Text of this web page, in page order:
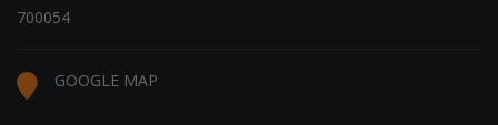
700054
GOOGLE MAP